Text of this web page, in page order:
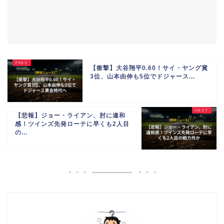
【衝撃】大谷翔平0.60！サイ・ヤング賞
3位、山本由伸も5位でドジャース...
【悲報】ジョー・ライアン、肘に違和
感！ツインズ先発ローテに早くも2人目
の...